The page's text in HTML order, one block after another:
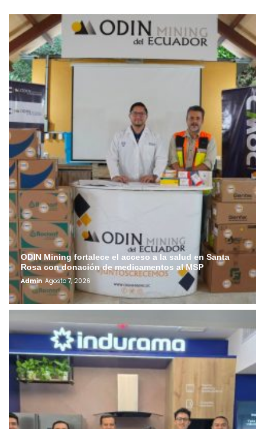
ODIN Mining fortalece el acceso a la salud en Santa
Rosa con donación de medicamentos al MSP
Admin Agosto 7, 2026